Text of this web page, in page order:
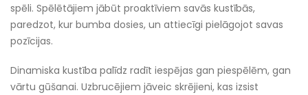
spēli. Spēlētājiem jābūt proaktīviem savās kustībās,
paredzot, kur bumba dosies, un attiecīgi pielāgojot savas
pozīcijas.
Dinamiska kustība palīdz radīt iespējas gan piespēlēm, gan
vārtu gūšanai. Uzbrucējiem jāveic skrējieni, kas izsist